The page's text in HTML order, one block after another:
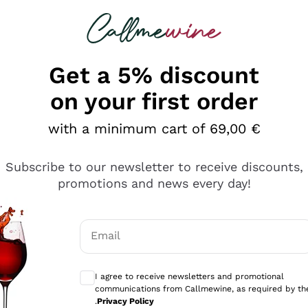
looking for
diversi e con un ampio range di prezzo. Le
Get a 5% discount
on your first order
with a minimum cart of 69,00 €
Subscribe to our newsletter to receive discounts,
promotions and news every day!
Email
I agree to receive newsletters and promotional
communications from Callmewine, as required by
.Privacy Policy